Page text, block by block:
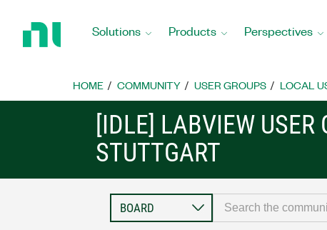
Home
Solutions Products Perspectives
HOME COMMUNITY USER GROUPS LOCAL
[IDLE] LABVIEW USER
STUTTGART